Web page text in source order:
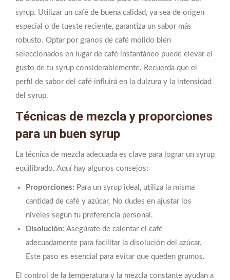
syrup. Utilizar un café de buena calidad, ya sea de origen
especial o de tueste reciente, garantiza un sabor más
robusto. Optar por granos de café molido bien
seleccionados en lugar de café instantáneo puede elevar el
gusto de tu syrup considerablemente. Recuerda que el
perfil de sabor del café influirá en la dulzura y la intensidad
del syrup.
Técnicas de mezcla y proporciones
para un buen syrup
La técnica de mezcla adecuada es clave para lograr un syrup
equilibrado. Aquí hay algunos consejos:
Proporciones: Para un syrup ideal, utiliza la misma
cantidad de café y azúcar. No dudes en ajustar los
niveles según tu preferencia personal.
Disolución: Asegúrate de calentar el café
adecuadamente para facilitar la disolución del azúcar.
Este paso es esencial para evitar que queden grumos.
El control de la temperatura y la mezcla constante ayudan a